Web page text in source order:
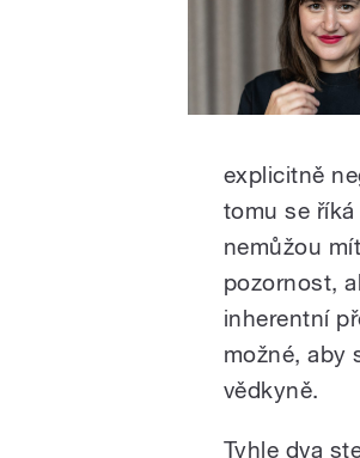
explicitně
tomu se
nemůžou
pozornost,
inherentní
možné, aby
vědkyně.
Tyhle dva